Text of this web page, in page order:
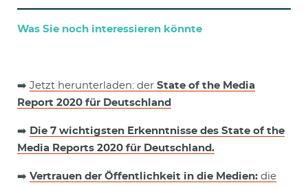
Was Sie noch interessieren könnte
➡️ Jetzt herunterladen: der State of the Media
Report 2020 für Deutschland
➡️ Die 7 wichtigsten Erkenntnisse des State of the
Media Reports 2020 für Deutschland.
➡️ Vertrauen der Öffentlichkeit in die Medien: die